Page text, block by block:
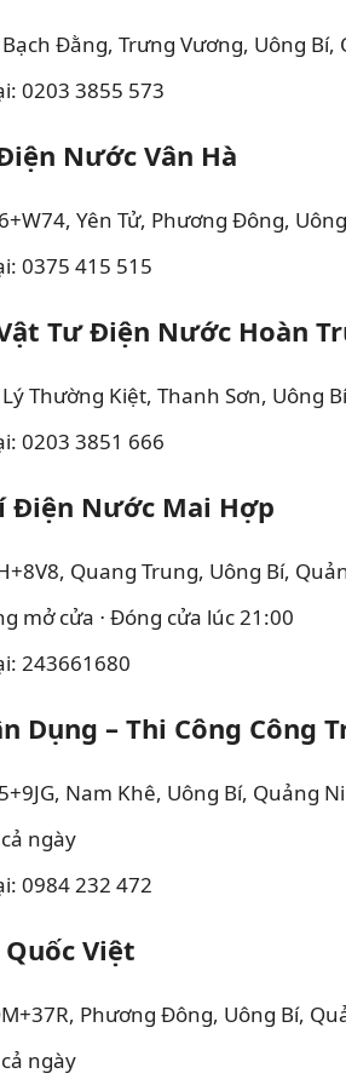
Đằng, Trưng Vương, Uông Bí,
0203 3855 573
Nước Vân Hà
Yên Tử, Phương Đông,
0375 415 515
Tư Điện Nước Hoàn
Thường Kiệt, Thanh Sơn, Uông
0203 3851 666
Điện Nước Mai Hợp
Quang Trung, Uông Bí,
mở cửa ⋅ Đóng cửa lúc 21:00
243661680
Dụng – Thi Công Công
Nam Khê, Uông Bí, Quảng
ngày
0984 232 472
Việt
Phương Đông, Uông Bí,
ngày